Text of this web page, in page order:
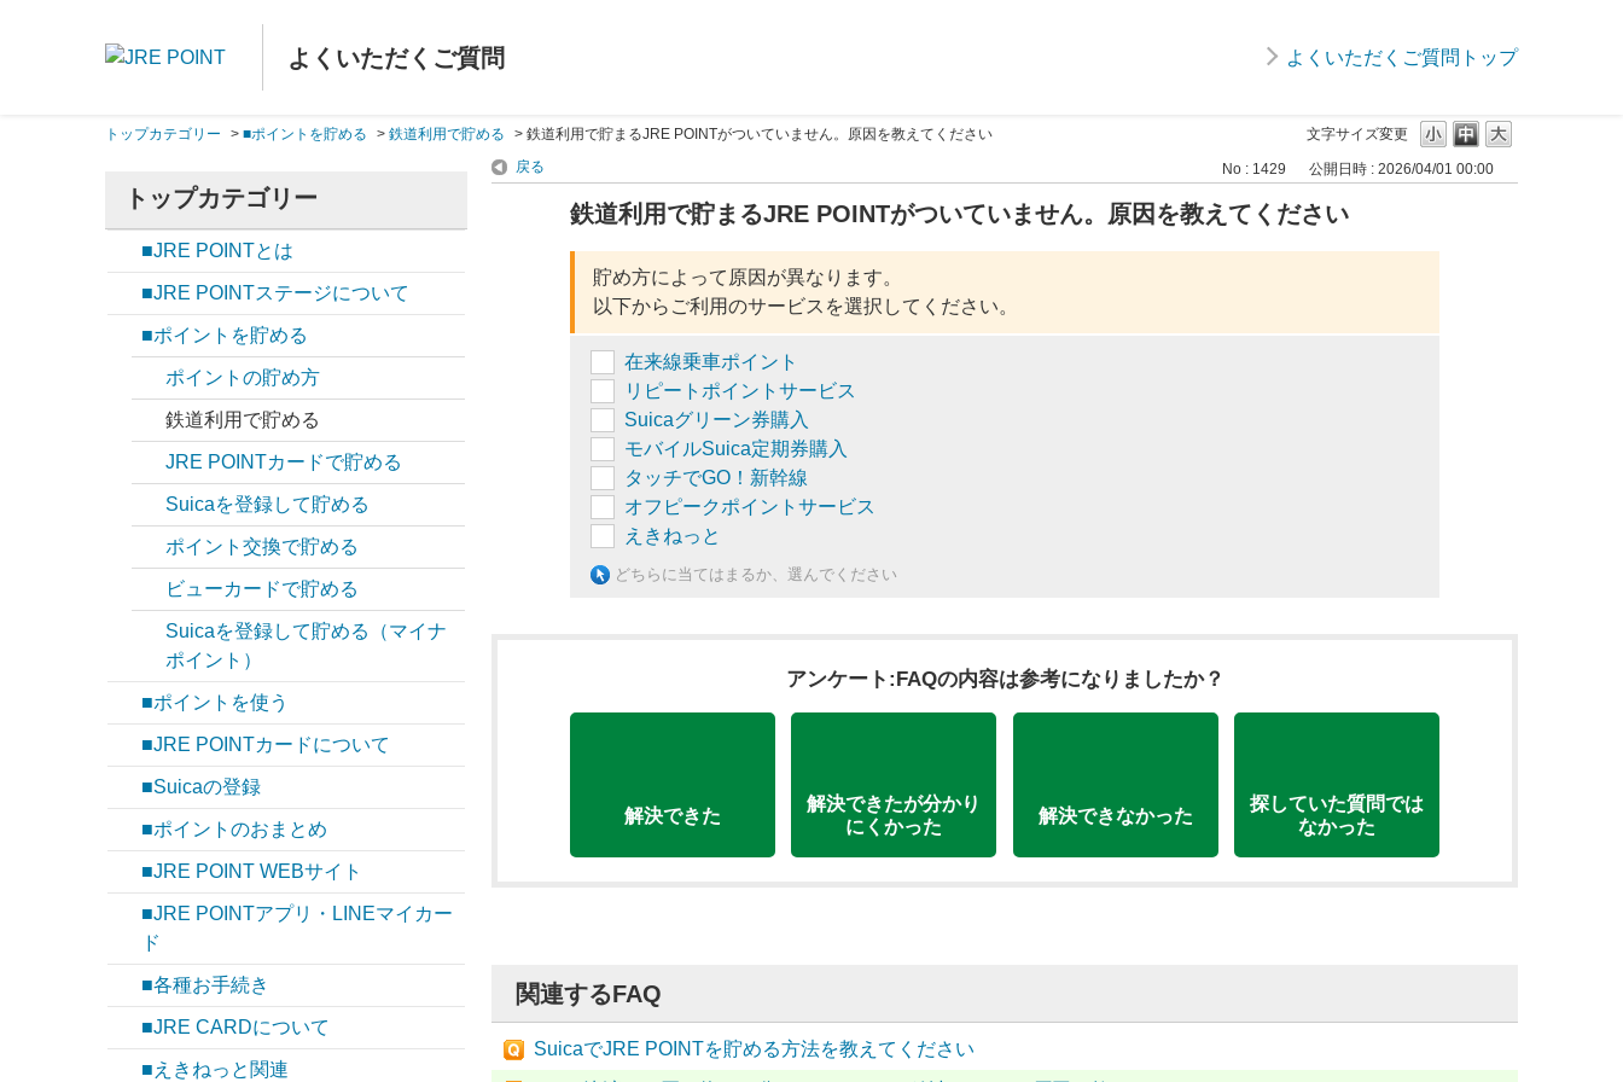
よくいただくご質問 よくいただくご質問トップ
文字サイズ変更
トップカテゴリー > ■ポイントを貯める > 鉄道利用で貯める > 鉄道利用で貯まるJRE POINTがついていません。原因を教えてください
トップカテゴリー
■JRE POINTとは
■JRE POINTステージについて
■ポイントを貯める
ポイントの貯め方
鉄道利用で貯める
JRE POINTカードで貯める
Suicaを登録して貯める
ポイント交換で貯める
ビューカードで貯める
Suicaを登録して貯める（マイナ
ポイント）
■ポイントを使う
■JRE POINTカードについて
■Suicaの登録
■ポイントのおまとめ
■JRE POINT WEBサイト
■JRE POINTアプリ・LINEマイカー
ド
■各種お手続き
■JRE CARDについて
■えきねっと関連
戻る No : 1429 公開日時 : 2026/04/01 00:00
鉄道利用で貯まるJRE POINTがついていません。原因を教えてください
貯め方によって原因が異なります。
以下からご利用のサービスを選択してください。
在来線乗車ポイント
リピートポイントサービス
Suicaグリーン券購入
モバイルSuica定期券購入
タッチでGO！新幹線
オフピークポイントサービス
えきねっと
どちらに当てはまるか、選んでください
アンケート:FAQの内容は参考になりましたか？
解決できた
解決できたが分かり
にくかった
解決できなかった
探していた質問では
なかった
関連するFAQ
SuicaでJRE POINTを貯める方法を教えてください